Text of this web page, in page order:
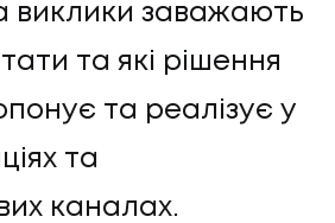
виклики заважають
та які рішення
та реалізує у
та
каналах.